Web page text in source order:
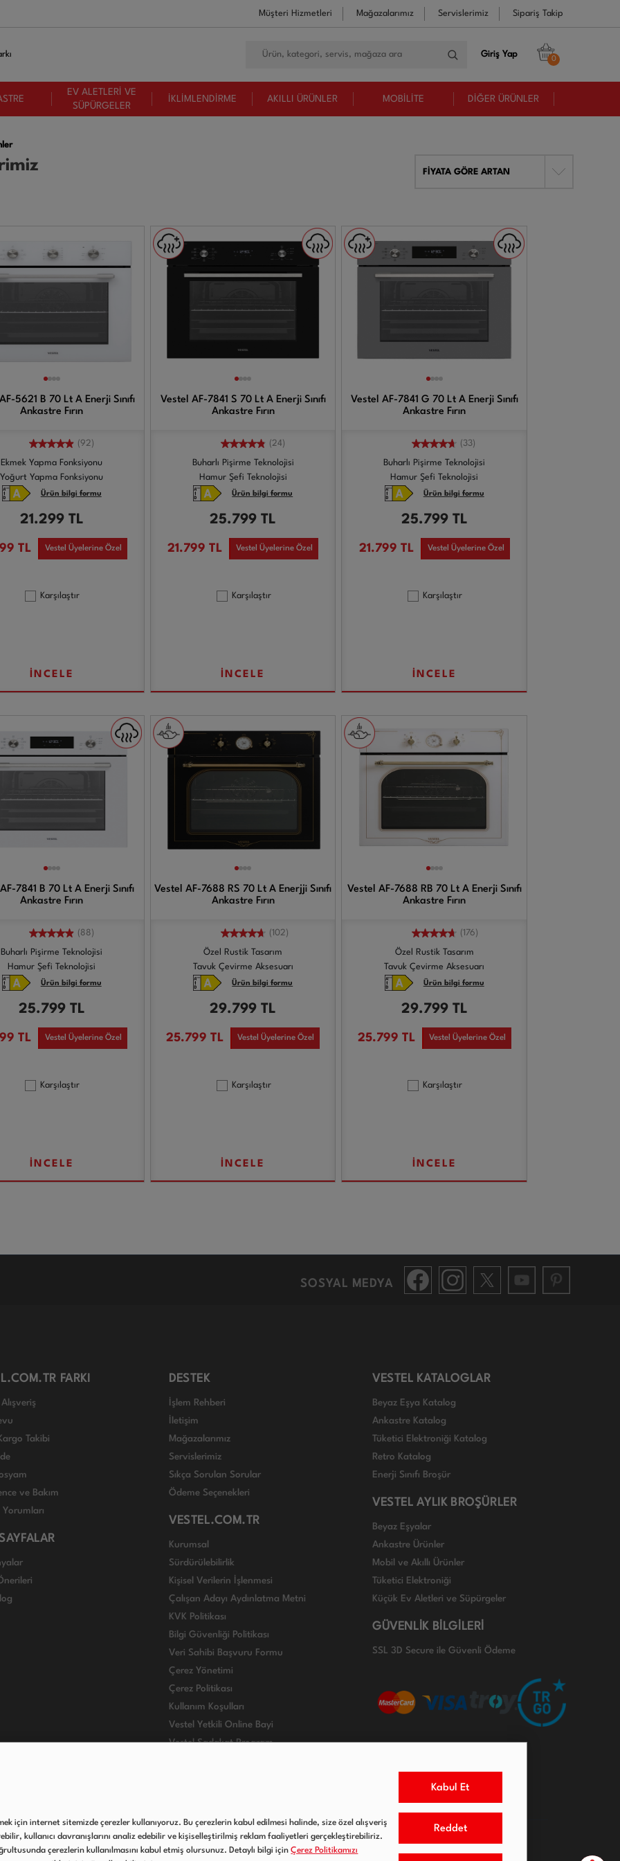
Müşteri Hizmetleri Mağazalarımız Servislerimiz Sipariş Takip
Giriş Yap 0
EV ALETLERİ VE
SÜPÜRGELER
İKLİMLENDİRME AKILLI ÜRÜNLER MOBİLİTE DİĞER ÜRÜNLER
FİYATA GÖRE ARTAN
5621 B 70 Lt A Enerji Sınıfı
Ankastre Fırın
(92)
Ekmek Yapma Fonksiyonu
Yoğurt Yapma Fonksiyonu
Ürün bilgi formu
21.299 TL
TL Vestel Üyelerine Özel
Karşılaştır
İNCELE
Vestel AF-7841 S 70 Lt A Enerji Sınıfı
Ankastre Fırın
(24)
Buharlı Pişirme Teknolojisi
Hamur Şefi Teknolojisi
Ürün bilgi formu
25.799TL
21.799TL Vestel Üyelerine Özel
Karşılaştır
İNCELE
Vestel AF-7841 G 70 Lt A Enerji Sınıfı
Ankastre Fırın
(33)
Buharlı Pişirme Teknolojisi
Hamur Şefi Teknolojisi
Ürün bilgi formu
25.799 TL
21.799 TL Vestel Üyelerine Özel
Karşılaştır
İNCELE
7841 B 70 Lt A Enerji Sınıfı
Ankastre Fırın
(88)
Buharlı Pişirme Teknolojisi
Hamur Şefi Teknolojisi
Ürün bilgi formu
25.799 TL
TL Vestel Üyelerine Özel
Karşılaştır
İNCELE
Vestel AF-7688 RS 70 Lt A Enerjji Sınıfı
Ankastre Fırın
(102)
Özel Rustik Tasarım
Tavuk Çevirme Aksesuarı
Ürün bilgi formu
29.799TL
25.799TL Vestel Üyelerine Özel
Karşılaştır
İNCELE
Vestel AF-7688 RB 70 Lt A Enerji Sınıfı
Ankastre Fırın
(176)
Özel Rustik Tasarım
Tavuk Çevirme Aksesuarı
Ürün bilgi formu
29.799 TL
25.799 TL Vestel Üyelerine Özel
Karşılaştır
İNCELE
SOSYAL MEDYA
FARKI
Takibi
ve Bakım
Yorumları
DESTEK
İşlem Rehberi
İletişim
Mağazalarımız
Servislerimiz
Sıkça Sorulan Sorular
Ödeme Seçenekleri
VESTEL.COM.TR
Kurumsal
Sürdürülebilirlik
Kişisel Verilerin İşlenmesi
Çalışan Adayı Aydınlatma Metni
KVK Politikası
Bilgi Güvenliği Politikası
Veri Sahibi Başvuru Formu
Çerez Yönetimi
Çerez Politikası
Kullanım Koşulları
Vestel Yetkili Online Bayi
Vestel Sadakat Program
VESTEL KATALOGLAR
Beyaz Eşya Katalog
Ankastre Katalog
Tüketici Elektroniği Katalog
Retro Katalog
Enerji Sınıfı Broşür
VESTEL AYLIK BROŞÜRLER
Beyaz Eşyalar
Ankastre Ürünler
Mobil ve Akıllı Ürünler
Tüketici Elektroniği
Küçük Ev Aletleri ve Süpürgeler
GÜVENLİK BİLGİLERİ
SSL 3D Secure ile Güvenli Ödeme
için internet sitemizde çerezler kullanıyoruz. Bu çerezlerin kabul edilmesi halinde, size özel alışveriş
kullanıcı davranışlarını analiz edebilir ve kişiselleştirilmiş reklam faaliyetleri gerçekleştirebiliriz.
çerezlerin kullanılmasını kabul etmiş olursunuz. Detaylı bilgi içinÇerez Politikamızı
Kabul Et
Reddet